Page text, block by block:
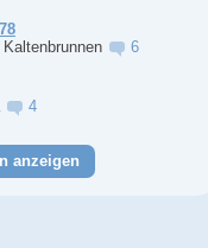
6
4
anzeigen